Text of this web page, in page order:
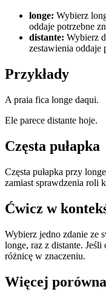
longe: Wybierz
oddaje potrzebne
distante: Wybierz
zestawienia oddaje
Przykłady
A praia fica longe daqui.
Ele parece distante hoje.
Częsta pułapka
Częsta pułapka przy
zamiast sprawdzenia roli
Ćwicz w
Wybierz jedno zdanie ze
longe, raz z distante.
różnicę w znaczeniu.
Więcej